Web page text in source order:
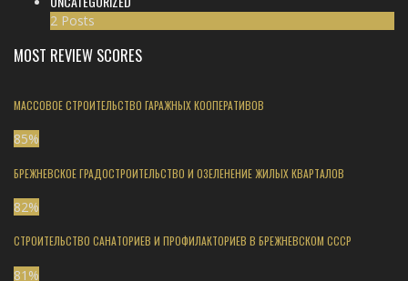
2 Posts
MOST REVIEW SCORES
МАССОВОЕ СТРОИТЕЛЬСТВО ГАРАЖНЫХ КООПЕРАТИВОВ
85%
БРЕЖНЕВСКОЕ ГРАДОСТРОИТЕЛЬСТВО И ОЗЕЛЕНЕНИЕ ЖИЛЫХ КВАРТАЛОВ
82%
СТРОИТЕЛЬСТВО САНАТОРИЕВ И ПРОФИЛАКТОРИЕВ В БРЕЖНЕВСКОМ СССР
81 %